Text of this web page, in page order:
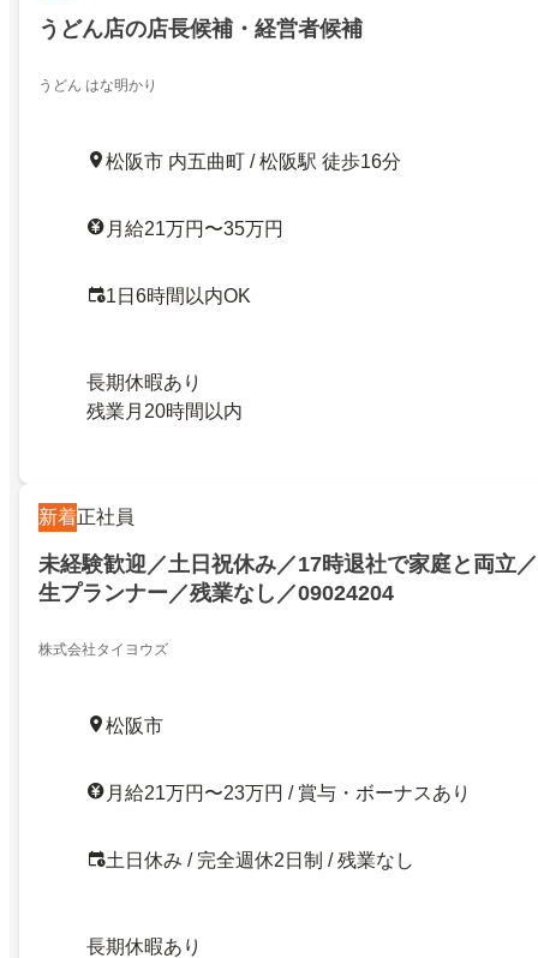
うどん店の店長候補・経営者候補
うどん はな明かり
松阪市 内五曲町 / 松阪駅 徒歩16分
月給21万円〜35万円
1日6時間以内OK
長期休暇あり
残業月20時間以内
新着正社員
未経験歓迎／土日祝休み／17時退社で家庭と両立
生プランナー／残業なし／09024204
株式会社タイヨウズ
松阪市
月給21万円〜23万円 / 賞与・ボーナスあり
土日休み / 完全週休2日制 / 残業なし
長期休暇あり